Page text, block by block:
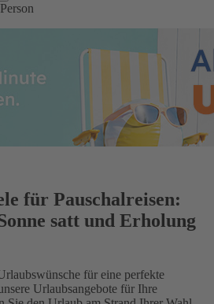
für Pauschalreisen:
satt und Erholung
für eine perfekte
Urlaubsangebote für Ihre